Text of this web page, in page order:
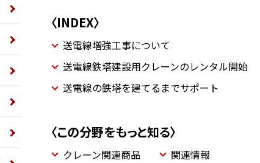
〈INDEX〉
送電線増強工事について
送電線鉄塔建設用クレーンのレンタル開始
送電線の鉄塔を建てるまでサポート
〈この分野をもっと知る〉
クレーン関連商品 関連情報